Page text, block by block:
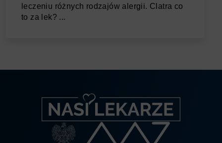
leczeniu różnych rodzajów alergii. Clatra co
to za lek? ...